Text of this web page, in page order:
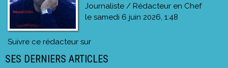
Journaliste / Rédacteur en Chef
le samedi 6 juin 2026, 1:48
Suivre ce rédacteur sur
SES DERNIERS ARTICLES